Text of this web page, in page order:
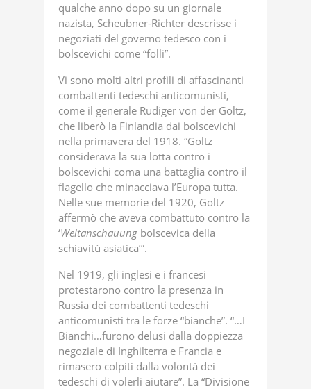
qualche anno dopo su un giornale
nazista, Scheubner-Richter descrisse i
negoziati del governo tedesco con i
bolscevichi come “folli”.
Vi sono molti altri profili di affascinanti
combattenti tedeschi anticomunisti,
come il generale Rüdiger von der Goltz,
che liberò la Finlandia dai bolscevichi
nella primavera del 1918. “Goltz
considerava la sua lotta contro i
bolscevichi coma una battaglia contro il
flagello che minacciava l’Europa tutta.
Nelle sue memorie del 1920, Goltz
affermò che aveva combattuto contro la
‘Weltanschauung bolscevica della
schiavitù asiatica’”.
Nel 1919, gli inglesi e i francesi
protestarono contro la presenza in
Russia dei combattenti tedeschi
anticomunisti tra le forze “bianche”. “…I
Bianchi…furono delusi dalla doppiezza
negoziale di Inghilterra e Francia e
rimasero colpiti dalla volontà dei
tedeschi di volerli aiutare”. La “Divisione